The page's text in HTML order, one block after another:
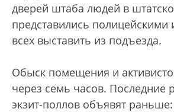
дверей штаба людей в
представились полицейскими
всех выставить из подъезда.
Обыск помещения и
через семь часов. Последние
экзит-поллов объявят